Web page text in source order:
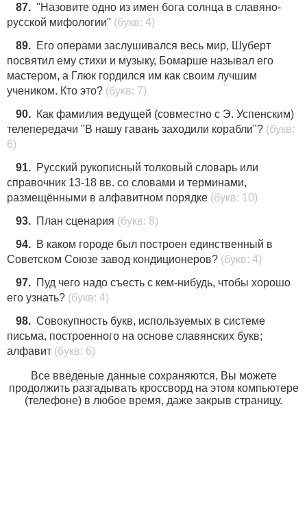
87. "Назовите одно из имен бога солнца в славяно-
русской мифологии" (букв: 4)
89. Его операми заслушивался весь мир, Шуберт
посвятил ему стихи и музыку, Бомарше называл его
мастером, а Глюк гордился им как своим лучшим
учеником. Кто это? (букв: 7)
90. Как фамилия ведущей (совместно с Э. Успенским)
телепередачи "В нашу гавань заходили корабли"? (букв:
6)
91. Русский рукописный толковый словарь или
справочник 13-18 вв. со словами и терминами,
размещёнными в алфавитном порядке (букв: 10)
93. План сценария (букв: 8)
94. В каком городе был построен единственный в
Советском Союзе завод кондиционеров? (букв: 4)
97. Пуд чего надо съесть с кем-нибудь, чтобы хорошо
его узнать? (букв: 4)
98. Совокупность букв, используемых в системе
письма, построенного на основе славянских букв;
алфавит (букв: 6)
Все введеные данные сохраняются, Вы можете
продолжить разгадывать кроссворд на этом компьютере
(телефоне) в любое время, даже закрыв страницу.